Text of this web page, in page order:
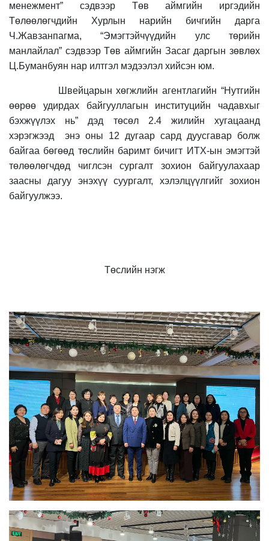
менежмент” сэдвээр Төв аймгийн иргэдийн
Төлөөлөгчдийн Хурлын нарийн бичгийн дарга
Ч.Жавзанпагма, “Эмэгтэйчүүдийн улс төрийн
манлайлал” сэдвээр Төв аймгийн Засаг даргын зөвлөх
Ц.Буманбуян нар илтгэл мэдээлэл хийсэн юм.
Швейцарын хөгжлийн агентлагийн “Нутгийн
өөрөө удирдах байгууллагын институцийн чадавхыг
бэхжүүлэх нь” дэд төсөл 2.4 жилийн хугацаанд
хэрэгжээд
энэ оны 12 дугаар сард дуусгавар болж
байгаа бөгөөд төслийн баримт бичигт ИТХ-ын эмэгтэй
төлөөлөгчдөд чиглсэн сургалт зохион байгуулахаар
заасны дагуу энэхүү суургалт, хэлэлцүүлгийг зохион
байгуулжээ.
Төслийн нэгж